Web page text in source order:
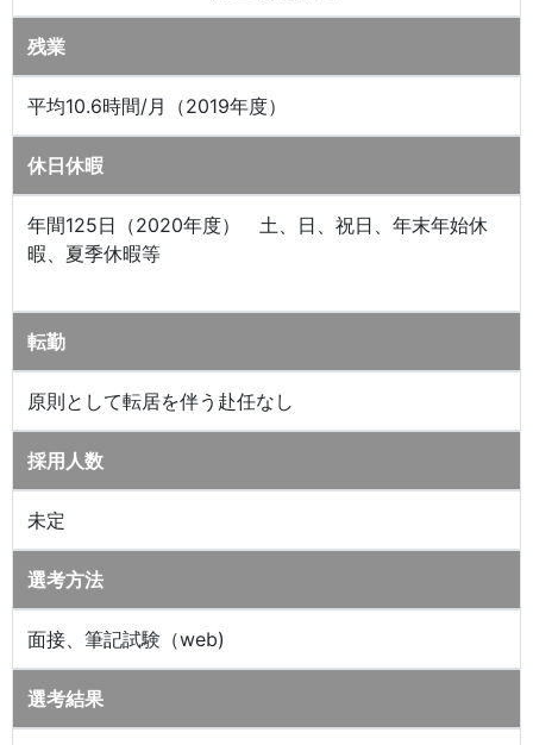
残業
平均10.6時間/月（2019年度）
休日休暇
年間125日（2020年度） 土、日、祝日、年末年始休
暇、夏季休暇等
転勤
原則として転居を伴う赴任なし
採用人数
未定
選考方法
面接、筆記試験（web)
選考結果